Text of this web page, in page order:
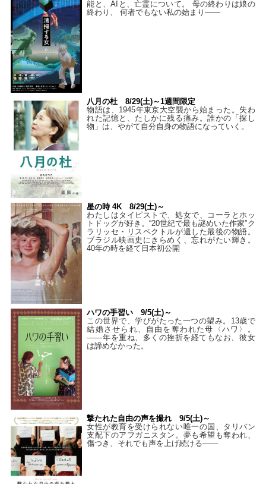
能と、AIと、亡霊について。 母の終わりは娘の
終わり、 何者でもない私の始まり――
八月の杜 8/29(土)～1週間限定
物語は、1945年東京大空襲から始まった。失わ
れた記憶と、たしかに残る痛み。誰かの「探し
物」は、やがて自分自身の物語になっていく。
星の時 4K 8/29(土)～
わたしはタイピストで、処⼥で、コーラとホッ
トドッグが好き。“20世紀で最も謎めいた作家”ク
ラリッセ・リスペクトルが遺した最後の物語。
ブラジル映画史にきらめく、忘れがたい輝き。
40年の時を経て⽇本初公開
ハワの手習い 9/5(土)～
この世界で、学びがたった一つの望み。13歳で
結婚させられ、自由を奪われた母〈ハワ〉。
——年を重ね、多くの挫折を経てもなお、彼女
は諦めなかった。
撃たれた自由の声を撮れ 9/5(土)～
女性が教育を受けられない唯一の国、タリバン
支配下のアフガニスタン。夢も希望も奪われ、
傷つき、それでも声を上げ続ける——